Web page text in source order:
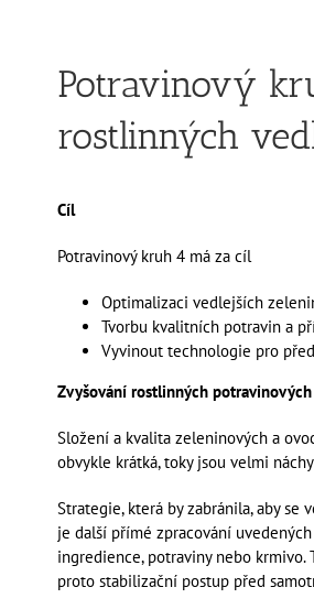
Potravinový
rostlinných
Cíl
Potravinový kruh 4 má za cíl
Optimalizaci vedlejších
Tvorbu kvalitních potravin a
Vyvinout technologie pro
Zvyšování rostlinných
Složení a kvalita zeleninových a
obvykle krátká, toky jsou velmi
Strategie, která by zabránila, aby
je další přímé zpracování
ingredience, potraviny nebo krmivo.
proto stabilizační postup před